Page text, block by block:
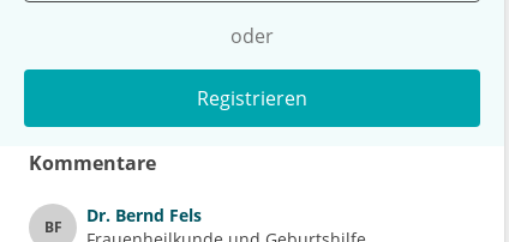
oder
Registrieren
Kommentare
BF Dr. Bernd Fels